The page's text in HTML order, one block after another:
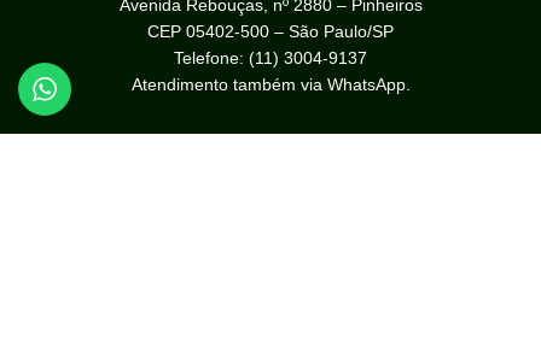
Avenida Rebouças, nº 2880 – Pinheiros
CEP 05402-500 – São Paulo/SP
Telefone: (11) 3004-9137
Atendimento também via WhatsApp.